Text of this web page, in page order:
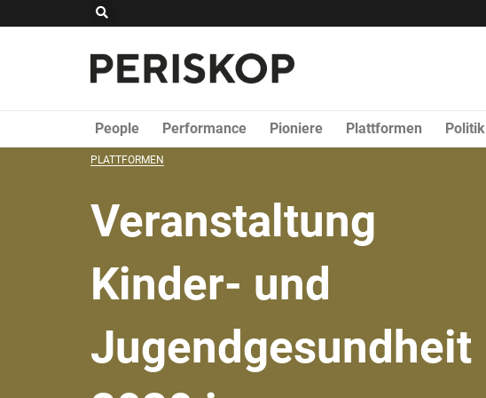
Suche
People Performance Pioniere Plattformen Politik
PLATTFORMEN
Veranstaltung
Kinder- und
Jugendgesundheit